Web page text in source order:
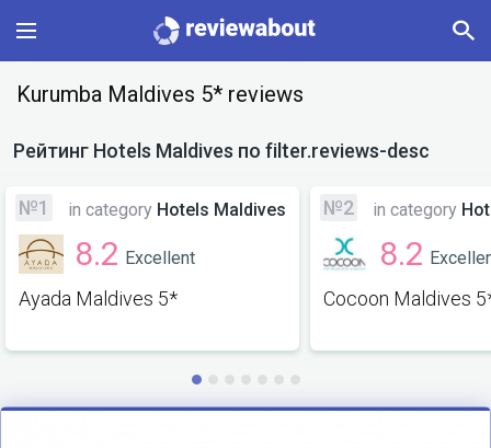
Main
Categories
Profile
Change language
Kurumba Maldives 5* reviews
Рейтинг Hotels Maldives по filter.reviews-desc
№1 in category Hotels Maldives
8.2 Excellent
Ayada Maldives 5*
№2 in category
8.2
Cocoon Maldives